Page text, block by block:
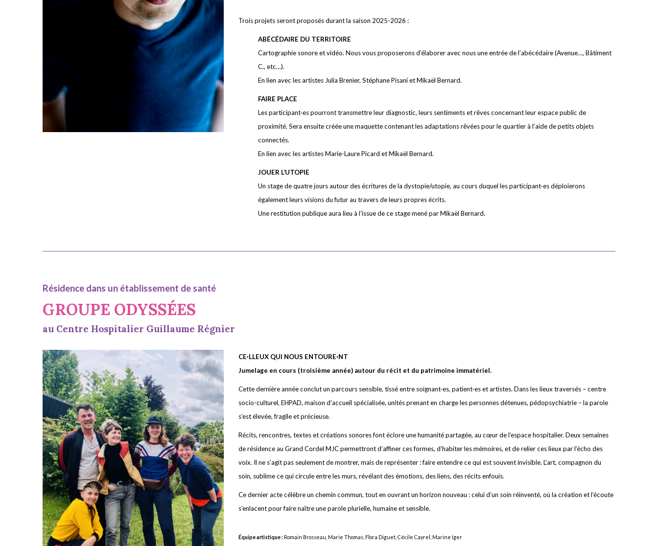
Trois projets seront proposés durant la saison 2025-2026 :
ABÉCÉDAIRE DU TERRITOIRE
Cartographie sonore et vidéo. Nous vous proposerons d’élaborer avec nous une entrée de l’abécédaire (Avenue…, Bâtiment
C., etc…).
En lien avec les artistes Julia Brenier, Stéphane Pisani et Mikaël Bernard.
FAIRE PLACE
Les participant·es pourront transmettre leur diagnostic, leurs sentiments et rêves concernant leur espace public de
proximité. Sera ensuite créée une maquette contenant les adaptations rêvées pour le quartier à l’aide de petits objets
connectés.
En lien avec les artistes Marie-Laure Picard et Mikaël Bernard.
JOUER L’UTOPIE
Un stage de quatre jours autour des écritures de la dystopie/utopie, au cours duquel les participant·es déploierons
également leurs visions du futur au travers de leurs propres écrits.
Une restitution publique aura lieu à l’issue de ce stage mené par Mikaël Bernard.
Résidence dans un établissement de santé
GROUPE ODYSSÉES
au Centre Hospitalier Guillaume Régnier
CE·LLEUX QUI NOUS ENTOURE·NT
Jumelage en cours (troisième année) autour du récit et du patrimoine immatériel.
Cette dernière année conclut un parcours sensible, tissé entre soignant·es, patient·es et artistes. Dans les lieux traversés – centre
socio-culturel, EHPAD, maison d’accueil spécialisée, unités prenant en charge les personnes détenues, pédopsychiatrie – la parole
s’est élevée, fragile et précieuse.
Récits, rencontres, textes et créations sonores font éclore une humanité partagée, au cœur de l’espace hospitalier. Deux semaines
de résidence au Grand Cordel MJC permettront d’affiner ces formes, d’habiter les mémoires, et de relier ces lieux par l’écho des
voix. Il ne s’agit pas seulement de montrer, mais de représenter : faire entendre ce qui est souvent invisible. L’art, compagnon du
soin, sublime ce qui circule entre les murs, révélant des émotions, des liens, des récits enfouis.
Ce dernier acte célèbre un chemin commun, tout en ouvrant un horizon nouveau : celui d’un soin réinventé, où la création et l’écoute
s’enlacent pour faire naître une parole plurielle, humaine et sensible.
Équipe artistique : Romain Brosseau, Marie Thomas, Flora Diguet, Cécile Cayrel, Marine Iger